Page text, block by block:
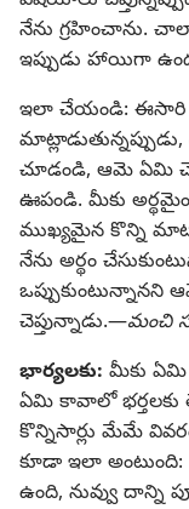
నేను గ్రహించాను.
ఇప్పుడు హాయిగా
ఇలా చేయండి: ఈసారి
చూడండి, ఆమె ఏమి
ఊపండి. మీకు
ముఖ్యమైన కొన్ని
నేను అర్థం
ఒప్పుకుంటున్నానని
చెప్తున్నాడు.—మంచి
భార్యలకు: మీకు ఏమి
ఏమి కావాలో భర్తలకు
కొన్నిసార్లు మేమే
కూడా ఇలా అంటుంది:
ఉంది, నువ్వు దాన్ని